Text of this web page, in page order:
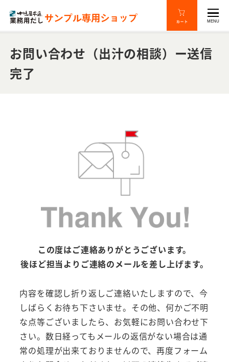
MENU
お問い合わせ（出汁の相談）ー送信
完了
この度はご連絡ありがとうございます。
後ほど担当よりご連絡のメールを差し上げます。
内容を確認し折り返しご連絡いたしますので、今
しばらくお待ち下さいませ。その他、何かご不明
な点等ございましたら、お気軽にお問い合わせ下
さい。数日経ってもメールの返信がない場合は通
常の処理が出来ておりませんので、再度フォーム